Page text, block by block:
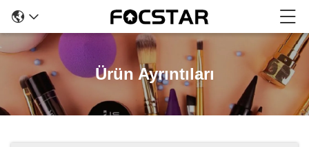
Ürün Ayrıntıları